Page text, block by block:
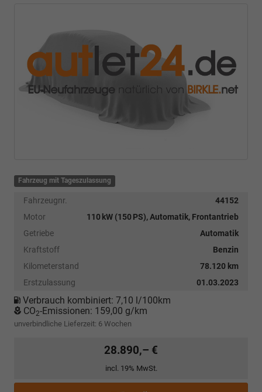
Fahrzeug mit Tageszulassung
Fahrzeugnr.
44152
Motor
110 kW (150 PS), Automatik, Frontantrieb
Getriebe
Automatik
Kraftstoff
Benzin
Kilometerstand
78.120 km
Erstzulassung
01.03.2023
Verbrauch kombiniert: 7,10 l/100km
CO2-Emissionen: 159,00 g/km
unverbindliche Lieferzeit: 6 Wochen
28.890,– €
incl. 19% MwSt.